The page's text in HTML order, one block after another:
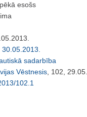
esošs
30.05.2013.
sadarbība
Vēstnesis , 102,
102.1